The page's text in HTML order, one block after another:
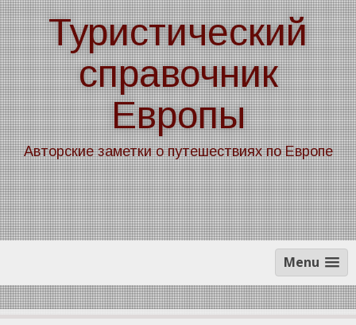
Skip
to
content
Туристический
справочник
Европы
Авторские заметки о путешествиях по Европе
Menu